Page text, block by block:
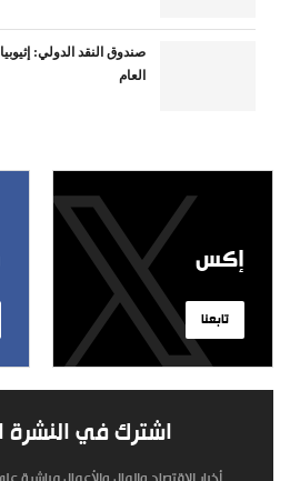
صندوق النقد الدولي:
العام
إكس
تابعنا
اشترك في النشرة